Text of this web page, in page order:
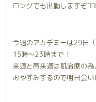
ロングでも出勤しますぞ
今週のアカデミーは29日（
15時〜23時まで！
来週と再来週は肌治療の為、
おやすみするので明日会